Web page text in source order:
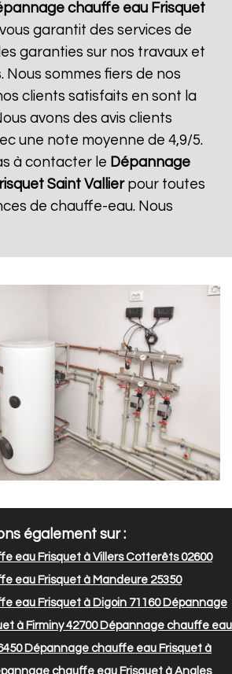
chauffe eau Frisquet
garantit des services de
garanties sur nos travaux et
Nous sommes fiers de nos
clients satisfaits en sont la
avons des avis clients
une note moyenne de 4,9/5.
à contacter le Dépannage
Saint Vallierpour toutes
de chauffe-eau. Nous
également sur :
eau Frisquet à Villers Cotterêts 02600
eau Frisquet à Mandeure 25350
eau Frisquet à Digoin 71160Dépannage
à Firminy 42700Dépannage chauffe eau
Dépannage chauffe eau Frisquet à
chauffe eau Frisquet à Angles